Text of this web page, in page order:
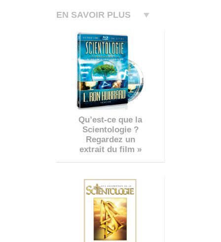
EN SAVOIR PLUS
Qu’est-ce que la
Scientologie ?
Regardez un
extrait du film »